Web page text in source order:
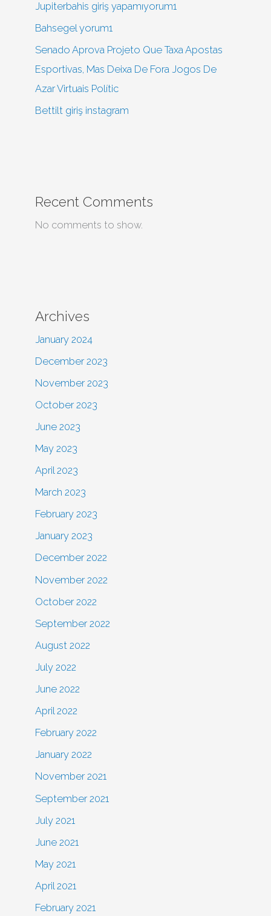
Jupiterbahis giriş yapamıyorum1
Bahsegel yorum1
Senado Aprova Projeto Que Taxa Apostas
Esportivas, Mas Deixa De Fora Jogos De
Azar Virtuais Polític
Bettilt giriş instagram
Recent Comments
No comments to show.
Archives
January 2024
December 2023
November 2023
October 2023
June 2023
May 2023
April 2023
March 2023
February 2023
January 2023
December 2022
November 2022
October 2022
September 2022
August 2022
July 2022
June 2022
April 2022
February 2022
January 2022
November 2021
September 2021
July 2021
June 2021
May 2021
April 2021
February 2021